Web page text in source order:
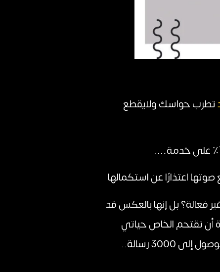
تطرب حواسك ولايقطع
اعتذارًا عن استكمالها
فعالة؟ بل إنها بالعكس قد
أن تقتحم الخاص حياتي
ورقم جوالي أو بريدي يجعلني أنفر منها وأشعر بالحنق . ولأن هذا ما يجعلني أتمكن من الوصول إلى 3000 رسالة..